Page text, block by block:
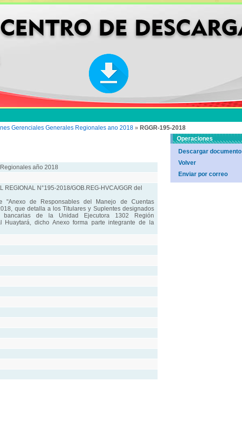
Gerenciales Generales Regionales ano 2018 » RGGR-195-2018
año 2018
REGIONAL N°195-2018/GOB.REG-HVCA/GGR del
"Anexo de Responsables del Manejo de Cuentas
que detalla a los Titulares y Suplentes designados
de la Unidad Ejecutora 1302 Región
Huaytará, dicho Anexo forma parte integrante de la
Operaciones
Descargar documento
Volver
Enviar por correo